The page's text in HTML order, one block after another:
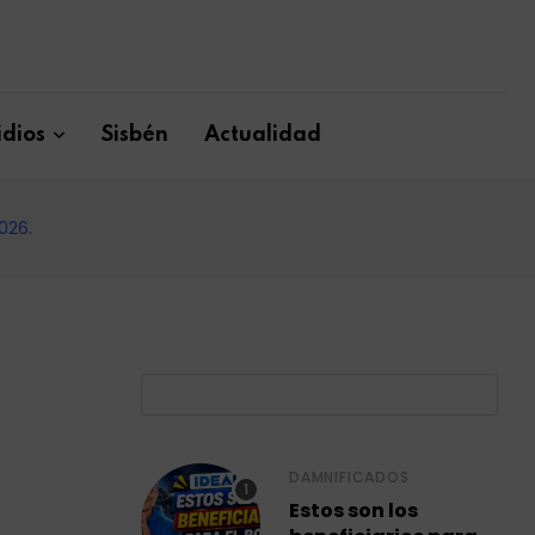
Sisbén Actualidad
DAMNIFICADOS
Estos son los